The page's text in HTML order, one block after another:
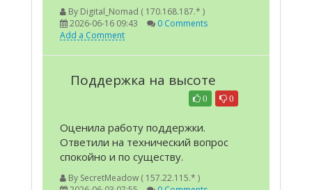
By Digital_Nomad ( 170.168.187.* )
2026-06-16 09:43
0 Comments
Add a Comment
Поддержка на высоте
0
0
Оценила работу поддержки.
Ответили на технический вопрос
спокойно и по существу.
By SecretMeadow ( 157.22.115.* )